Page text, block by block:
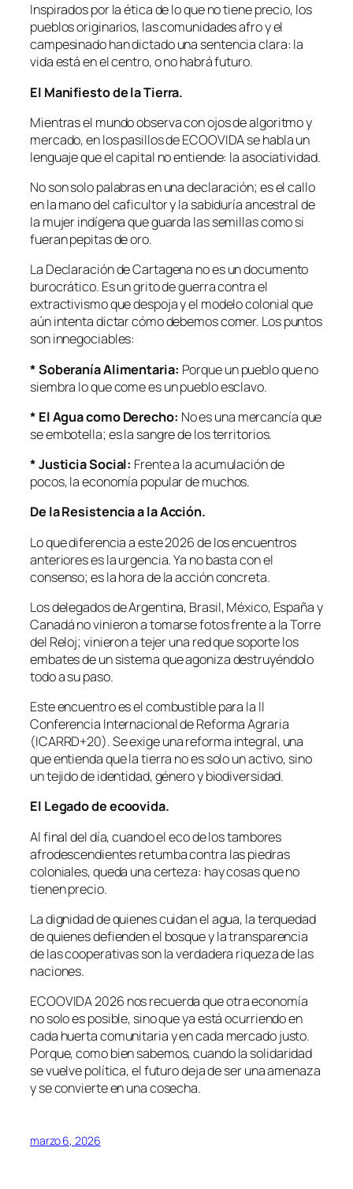
Inspirados por la ética de lo que no tiene precio, los
pueblos originarios, las comunidades afro y el
campesinado han dictado una sentencia clara: la
vida está en el centro, o no habrá futuro.
El Manifiesto de la Tierra.
Mientras el mundo observa con ojos de algoritmo y
mercado, en los pasillos de ECOOVIDA se habla un
lenguaje que el capital no entiende: la asociatividad.
No son solo palabras en una declaración; es el callo
en la mano del caficultor y la sabiduría ancestral de
la mujer indígena que guarda las semillas como si
fueran pepitas de oro.
La Declaración de Cartagena no es un documento
burocrático. Es un grito de guerra contra el
extractivismo que despoja y el modelo colonial que
aún intenta dictar cómo debemos comer. Los puntos
son innegociables:
* Soberanía Alimentaria: Porque un pueblo que no
siembra lo que come es un pueblo esclavo.
* El Agua como Derecho: No es una mercancía que
se embotella; es la sangre de los territorios.
* Justicia Social: Frente a la acumulación de
pocos, la economía popular de muchos.
De la Resistencia a la Acción.
Lo que diferencia a este 2026 de los encuentros
anteriores es la urgencia. Ya no basta con el
consenso; es la hora de la acción concreta.
Los delegados de Argentina, Brasil, México, España y
Canadá no vinieron a tomarse fotos frente a la Torre
del Reloj; vinieron a tejer una red que soporte los
embates de un sistema que agoniza destruyéndolo
todo a su paso.
Este encuentro es el combustible para la II
Conferencia Internacional de Reforma Agraria
(ICARRD+20). Se exige una reforma integral, una
que entienda que la tierra no es solo un activo, sino
un tejido de identidad, género y biodiversidad.
El Legado de ecoovida.
Al final del día, cuando el eco de los tambores
afrodescendientes retumba contra las piedras
coloniales, queda una certeza: hay cosas que no
tienen precio.
La dignidad de quienes cuidan el agua, la terquedad
de quienes defienden el bosque y la transparencia
de las cooperativas son la verdadera riqueza de las
naciones.
ECOOVIDA 2026 nos recuerda que otra economía
no solo es posible, sino que ya está ocurriendo en
cada huerta comunitaria y en cada mercado justo.
Porque, como bien sabemos, cuando la solidaridad
se vuelve política, el futuro deja de ser una amenaza
y se convierte en una cosecha.
marzo 6, 2026